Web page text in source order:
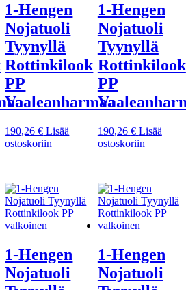
1-Hengen
Nojatuoli
Tyynyllä
Rottinkilook
PP
Vaaleanharmaa
190,26€ Lisää
ostoskoriin
1-Hengen
Nojatuoli
Tyynyllä
Rottinkilook
PP
190,26 € Lisää
ostoskoriin
1-Hengen
Nojatuoli
1-Hengen
Nojatuoli